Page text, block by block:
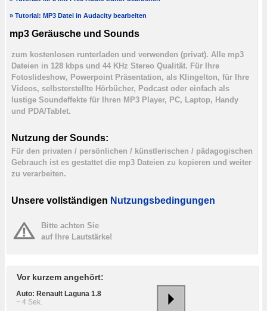
» Tutorial: MP3 Datei in Audacity bearbeiten
mp3 Geräusche und Sounds
zum kostenlosen runterladen und verwenden (privat). Alle mp3
Dateien in 128 kbps und 44 KHz Stereo Qualität. Für Ihre
Fotoslideshow, Powerpoint Präsentation, als Klingelton, für Ihre
Videos, selbsterstellte Hörbücher, Podcast oder einfach als
lustige Soundeffekte für Ihren MP3 Player, PC, Laptop, Handy
und PDA/Tablet.
Nutzung der Sounds:
Für den privaten / persönlichen / künstlerischen / pädagogischen
Gebrauch ist es gestattet die mp3 Dateien zu kopieren und weiter
zu verarbeiten.
Unsere vollständigen Nutzungsbedingungen
Bitte achten Sie
auf Ihre Lautstärke!
Vor kurzem angehört:
Auto: Renault Laguna 1.8
~ 4 Sek.